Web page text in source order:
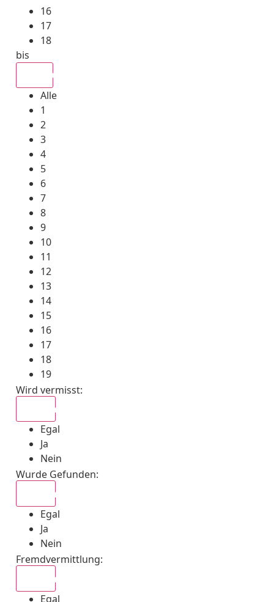
16
17
18
bis
Alle
1
2
3
4
5
6
7
8
9
10
11
12
13
14
15
16
17
18
19
Wird vermisst:
Egal
Ja
Nein
Wurde Gefunden:
Egal
Ja
Nein
Fremdvermittlung:
Egal